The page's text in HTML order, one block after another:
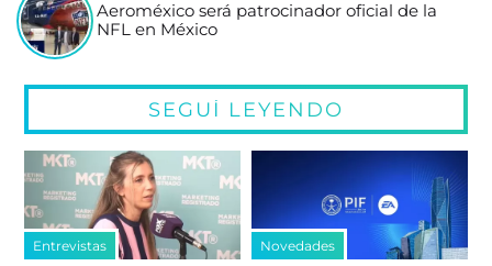
Aeroméxico será patrocinador oficial de la
NFL en México
SEGUÍ LEYENDO
Entrevistas Novedades